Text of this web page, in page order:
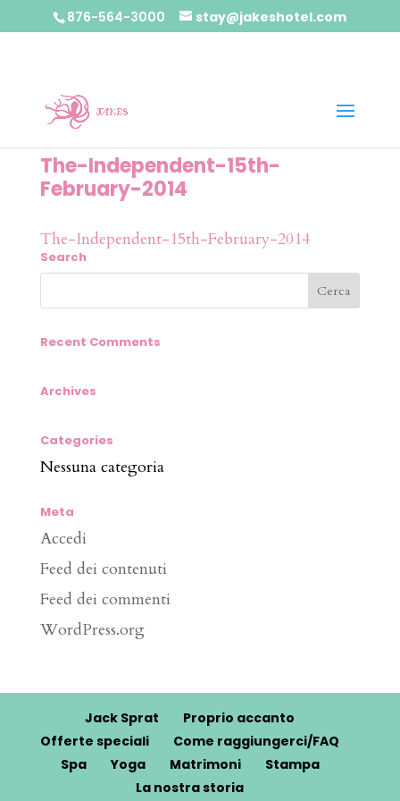
876-564-3000 stay@jakeshotel.com
The-Independent-15th-
February-2014
The-Independent-15th-February-2014
Search
Recent Comments
Archives
Categories
Nessuna categoria
Meta
Accedi
Feed dei contenuti
Feed dei commenti
WordPress.org
Jack Sprat
Proprio accanto
Offerte speciali
Come raggiungerci/FAQ
Spa
Yoga Matrimoni
Stampa
La nostra storia